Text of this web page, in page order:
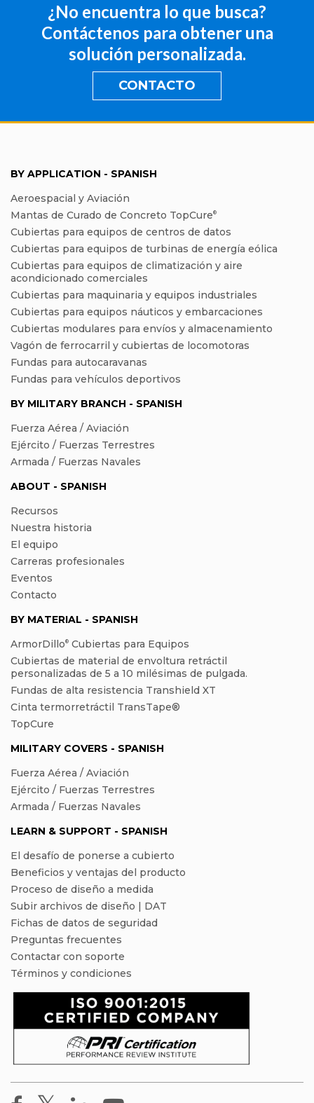
¿No encuentra lo que busca?
Contáctenos para obtener una
solución personalizada.
CONTACTO
BY APPLICATION - SPANISH
Aeroespacial y Aviación
Mantas de Curado de Concreto TopCure®
Cubiertas para equipos de centros de datos
Cubiertas para equipos de turbinas de energía eólica
Cubiertas para equipos de climatización y aire
acondicionado comerciales
Cubiertas para maquinaria y equipos industriales
Cubiertas para equipos náuticos y embarcaciones
Cubiertas modulares para envíos y almacenamiento
Vagón de ferrocarril y cubiertas de locomotoras
Fundas para autocaravanas
Fundas para vehículos deportivos
BY MILITARY BRANCH - SPANISH
Fuerza Aérea / Aviación
Ejército / Fuerzas Terrestres
Armada / Fuerzas Navales
ABOUT - SPANISH
Recursos
Nuestra historia
El equipo
Carreras profesionales
Eventos
Contacto
BY MATERIAL - SPANISH
ArmorDillo® Cubiertas para Equipos
Cubiertas de material de envoltura retráctil
personalizadas de 5 a 10 milésimas de pulgada.
Fundas de alta resistencia Transhield XT
Cinta termorretráctil TransTape®
TopCure
MILITARY COVERS - SPANISH
Fuerza Aérea / Aviación
Ejército / Fuerzas Terrestres
Armada / Fuerzas Navales
LEARN & SUPPORT - SPANISH
El desafío de ponerse a cubierto
Beneficios y ventajas del producto
Proceso de diseño a medida
Subir archivos de diseño | DAT
Fichas de datos de seguridad
Preguntas frecuentes
Contactar con soporte
Términos y condiciones